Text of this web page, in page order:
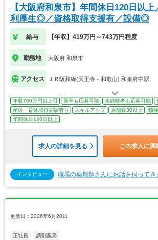
【大阪府和泉市】年間休日120日以
利厚生◎／資格取得支援有／設備◎
給与 【年収】419万円～743万円程度
勤務地 大阪府 和泉市
アクセス ＪＲ阪和線(天王寺－和歌山) 和泉府中駅
年収700万円以上可 新卒も応募可能 未経験者も応募可能
産休・育休取得実績有り
スキルアップ 店舗数30以上
積
年間休日120日以上
求人の詳細を見る この求人に興
インタビュー 職場の薬剤師さんにお話を伺ってき
更新日：2026年6月20日
正社員 調剤薬局